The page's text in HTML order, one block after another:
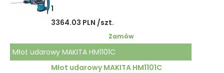
1
3364.03 PLN /szt.
Zamów
Młot udarowy MAKITA HM1101C
Młot udarowy MAKITA HM1101C